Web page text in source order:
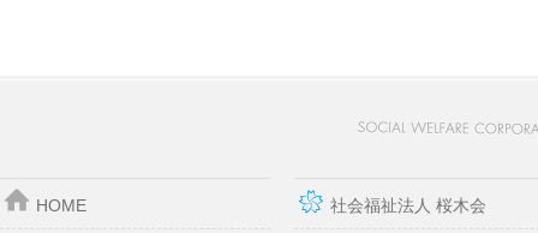
HOME 社会福祉法人 桜木会